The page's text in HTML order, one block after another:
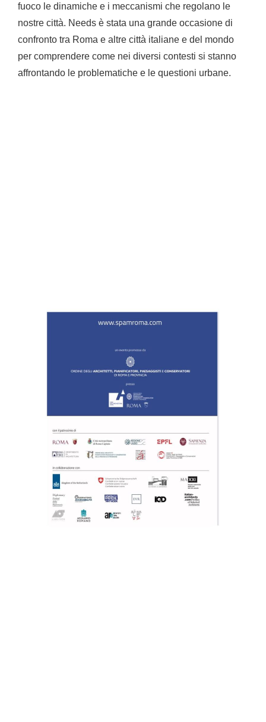
fuoco le dinamiche e i meccanismi che regolano le
nostre città. Needs è stata una grande occasione di
confronto tra Roma e altre città italiane e del mondo
per comprendere come nei diversi contesti si stanno
affrontando le problematiche e le questioni urbane.